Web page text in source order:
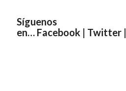
Síguenos
en… Facebook | Twitter|